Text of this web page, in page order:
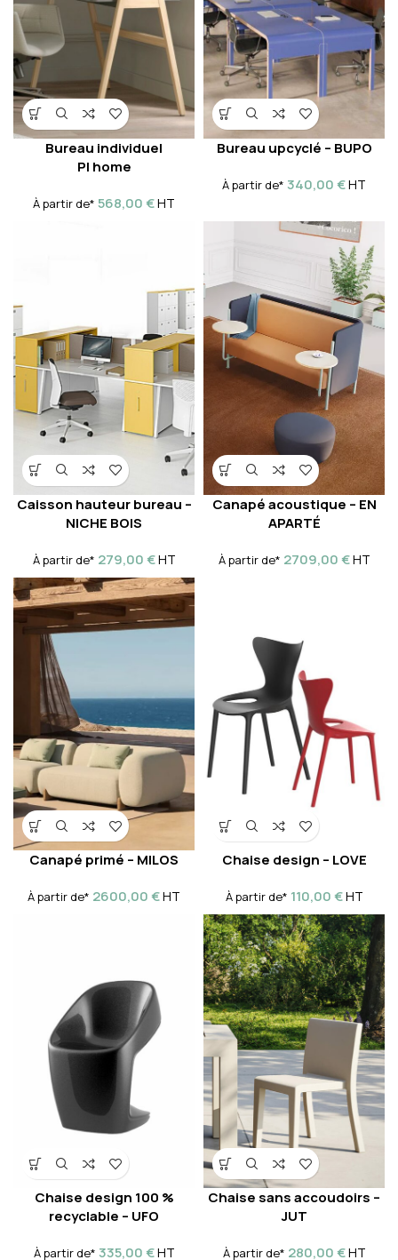
Bureau individuel
PI home
À partir de* 568,00€HT
Bureau upcyclé – BUPO
À partir de* 340,00€HT
Caisson hauteur bureau –
NICHE BOIS
À partir de* 279,00€HT
Canapé acoustique – EN
APARTÉ
À partir de* 2709,00€HT
Canapé primé – MILOS
À partir de* 2600,00€HT
Chaise design – LOVE
À partir de* 110,00€HT
Chaise design 100 %
recyclable – UFO
À partir de* 335,00€HT
Chaise sans accoudoirs –
JUT
À partir de* 280,00€HT